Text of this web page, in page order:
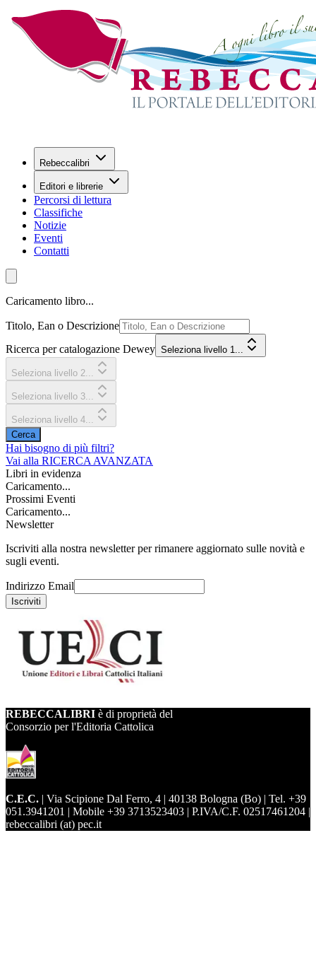
Rebeccalibri
Editori e librerie
Percorsi di lettura
Classifiche
Notizie
Eventi
Contatti
Caricamento libro...
Titolo, Ean o Descrizione
Ricerca per catalogazione Dewey Seleziona livello 1...
Seleziona livello 2...
Seleziona livello 3...
Seleziona livello 4...
Cerca
Hai bisogno di più filtri?
Vai alla RICERCA AVANZATA
Libri in evidenza
Caricamento...
Prossimi Eventi
Caricamento...
Newsletter
Iscriviti alla nostra newsletter per rimanere aggiornato sulle novità e
sugli eventi.
Indirizzo Email
Iscriviti
REBECCALIBRI è di proprietà del
Consorzio per l'Editoria Cattolica
C.E.C. | Via Scipione Dal Ferro, 4 | 40138 Bologna (Bo) | Tel. +39
051.3941201 | Mobile +39 3713523403 | P.IVA/C.F. 02517461204 |
rebeccalibri (at) pec.it